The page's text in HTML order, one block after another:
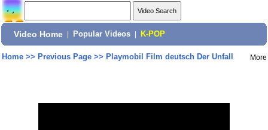
Video Home Popular Videos K-POP
Home>> Previous Page>> Playmobil Film deutsch Der Unfall More